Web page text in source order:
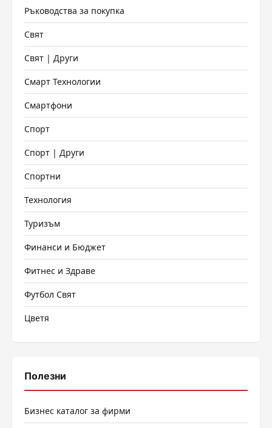
Ръководства за покупка
Свят
Свят | Други
Смарт Технологии
Смартфони
Спорт
Спорт | Други
Спортни
Технология
Туризъм
Финанси и Бюджет
Фитнес и Здраве
Футбол Свят
Цветя
Полезни
Бизнес каталог за фирми